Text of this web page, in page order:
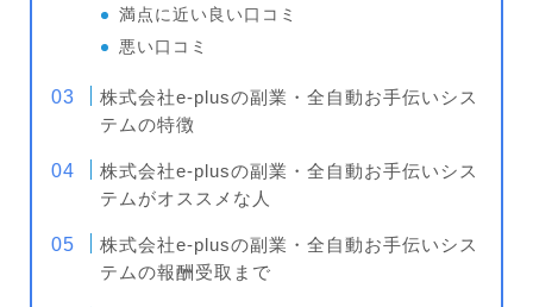
満点に近い良い口コミ
悪い口コミ
株式会社e-plusの副業・全自動お手伝いシス
テムの特徴
株式会社e-plusの副業・全自動お手伝いシス
テムがオススメな人
株式会社e-plusの副業・全自動お手伝いシス
テムの報酬受取まで